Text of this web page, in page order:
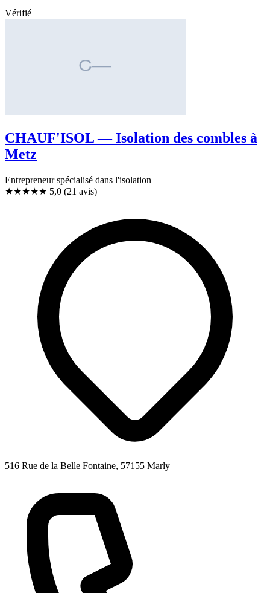
Vérifié
CHAUF'ISOL — Isolation des combles à
Metz
Entrepreneur spécialisé dans l'isolation
★★★★★ 5,0 (21 avis)
516 Rue de la Belle Fontaine, 57155 Marly